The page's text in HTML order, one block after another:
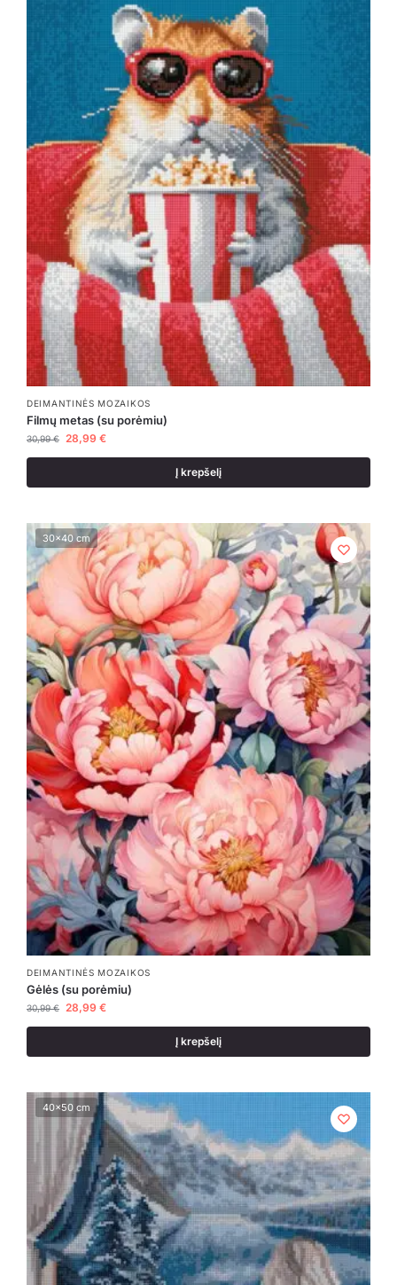
DEIMANTINĖS MOZAIKOS
Filmų metas (su porėmiu)
30,99€ 28,99 €
Į krepšelį
30x40 cm
DEIMANTINĖS MOZAIKOS
Gėlės (su porėmiu)
30,99€ 28,99 €
Į krepšelį
40x50 cm